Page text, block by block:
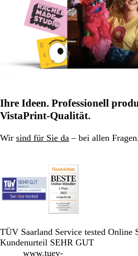
Ihre Ideen. Professionell
VistaPrint-Qualität.
Wir sind für Sie da – bei allen
TÜV Saarland Service tested Online
Kundenurteil SEHR GUT
www.tuev-